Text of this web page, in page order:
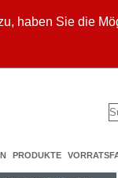
haben Sie die
PRODUKTE